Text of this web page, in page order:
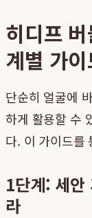
히디프
계별 가
단순히 얼굴에
하게 활용할 수
다. 이 가이드를
1단계: 세안
라